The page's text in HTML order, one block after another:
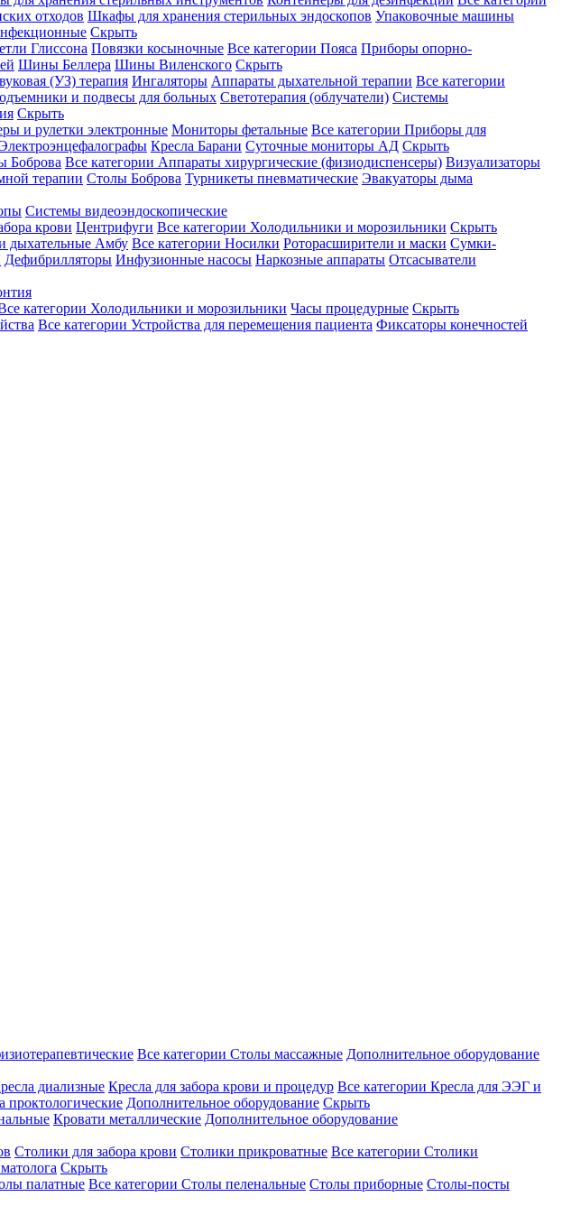
отходов Шкафы для хранения стерильных эндоскопов Упаковочные машины
Скрыть
Глиссона Повязки косыночные Все категории Пояса Приборы опорно-
Шины Беллера Шины Виленского Скрыть
(УЗ) терапия Ингаляторы Аппараты дыхательной терапии Все категории
и подвесы для больных Светотерапия (облучатели) Системы
Скрыть
и рулетки электронные Мониторы фетальные Все категории Приборы для
Кресла Барани Суточные мониторы АД Скрыть
Боброва Все категории Аппараты хирургические (физиодиспенсеры) Визуализаторы
терапии Столы Боброва Турникеты пневматические Эвакуаторы дыма
Системы видеоэндоскопические
крови Центрифуги Все категории Холодильники и морозильники Скрыть
дыхательные Амбу Все категории Носилки Роторасширители и маски Сумки-
Дефибрилляторы Инфузионные насосы Наркозные аппараты Отсасыватели
категории Холодильники и морозильники Часы процедурные Скрыть
Все категории Устройства для перемещения пациента Фиксаторы конечностей
Все категории Столы массажные Дополнительное оборудование
диализные Кресла для забора крови и процедур Все категории Кресла для ЭЭГ и
проктологические Дополнительное оборудование Скрыть
Кровати металлические Дополнительное оборудование
Столики для забора крови Столики прикроватные Все категории Столики
Скрыть
палатные Все категории Столы пеленальные Столы приборные Столы-посты